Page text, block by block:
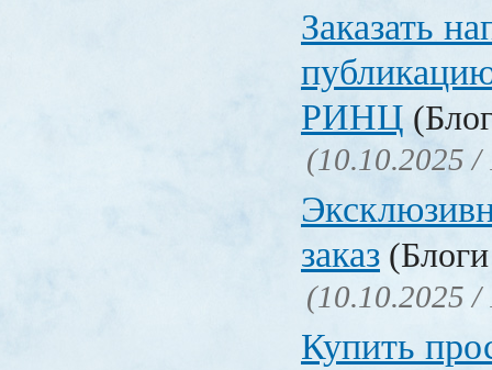
Заказать
РИНЦ
(10.10.2025 /
заказ
(10.10.2025 /
Купить